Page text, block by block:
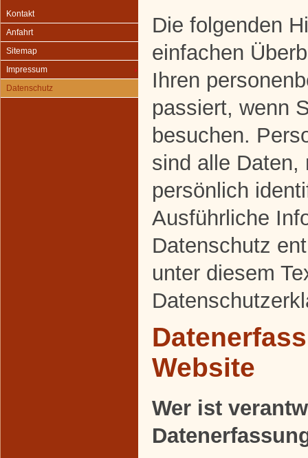
Kontakt
Anfahrt
Sitemap
Impressum
Datenschutz
Die folgenden
einfachen
Ihren
passiert, wenn
besuchen.
sind alle Daten,
persönlich
Ausführliche
Datenschutz
unter diesem
Website
Wer ist